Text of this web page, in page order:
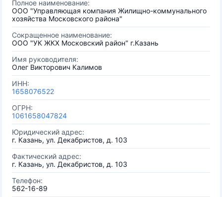
Полное наименование:
ООО "Управляющая компания Жилищно-коммунального
хозяйства Московского района"
Сокращенное наименование:
ООО "УК ЖКХ Московский район" г.Казань
Имя руководителя:
Олег Викторович Калимов
ИНН:
1658076522
ОГРН:
1061658047824
Юридический адрес:
г. Казань, ул. Декабристов, д. 103
Фактический адрес:
г. Казань, ул. Декабристов, д. 103
Телефон:
562-16-89